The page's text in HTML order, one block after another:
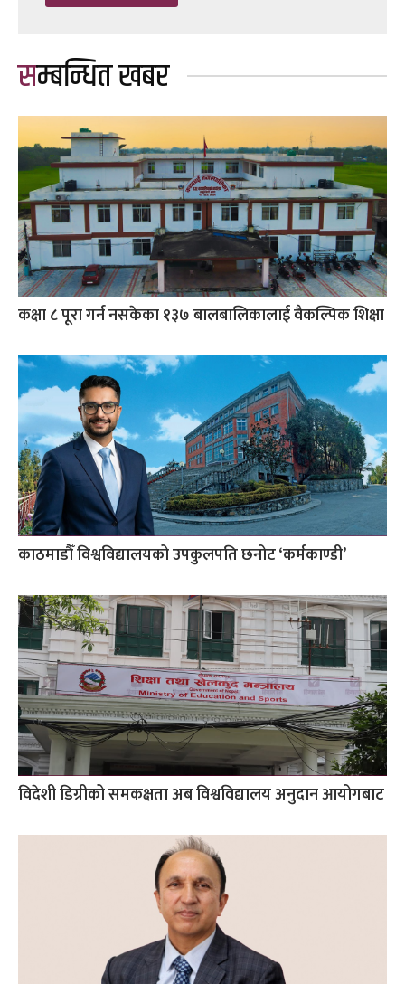
सम्बन्धित खबर
कक्षा ८ पूरा गर्न नसकेका १३७ बालबालिकालाई वैकल्पिक शिक्षा
काठमाडौँ विश्वविद्यालयको उपकुलपति छनोट ‘कर्मकाण्डी’
विदेशी डिग्रीको समकक्षता अब विश्वविद्यालय अनुदान आयोगबाट